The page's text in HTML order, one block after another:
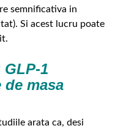
semnificativa in
Si acest lucru poate
1
masa
arata ca, desi